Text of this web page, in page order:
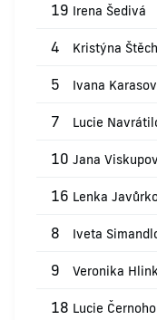
19 Irena Šedivá
4 Kristýna
5 Ivana
7 Lucie
10 Jana
16 Lenka
8 Iveta
9 Veronika
18 Lucie